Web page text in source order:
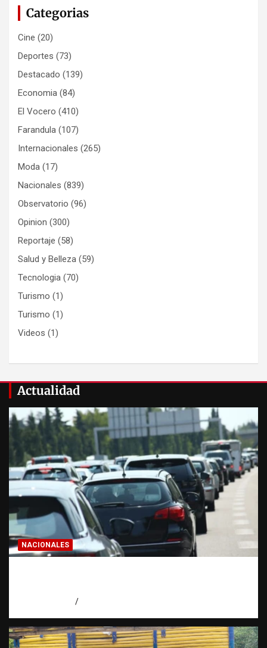
Categorias
Cine (20)
Deportes (73)
Destacado (139)
Economia (84)
El Vocero (410)
Farandula (107)
Internacionales (265)
Moda (17)
Nacionales (839)
Observatorio (96)
Opinion (300)
Reportaje (58)
Salud y Belleza (59)
Tecnologia (70)
Turismo (1)
Turismo (1)
Videos (1)
Actualidad
NACIONALES